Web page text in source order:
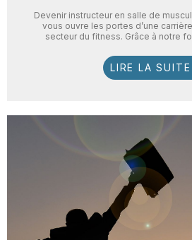
Devenir instructeur en salle de
vous ouvre les portes d’une
secteur du fitness. Grâce à notre
LIRE LA